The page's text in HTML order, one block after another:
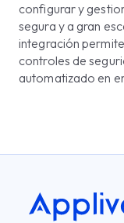
configurar y
segura y a gran
integración
controles de
automatizado en